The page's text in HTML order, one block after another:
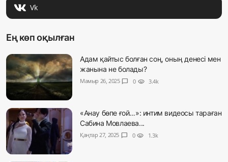
Vk
Ең көп оқылған
Адам қайтыс болған соң, оның денесі мен
жанына не болады?
Мамыр 26, 2025 chat_bubble 0 visibility 3.4k
«Анау бөпе ғой…»: интим видеосы тараған
Сабина Мовлаева...
Қаңтар 27, 2025 chat_bubble 0 visibility 1.3k